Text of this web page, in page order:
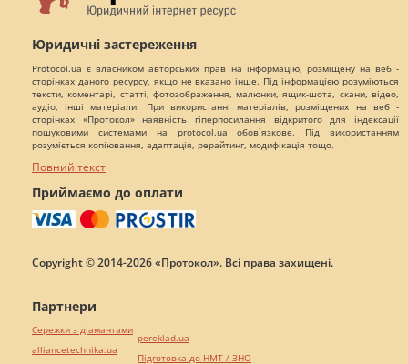
Юридичні застереження
Protocol.ua є власником авторських прав на інформацію, розміщену на веб -
сторінках даного ресурсу, якщо не вказано інше. Під інформацією розуміються
тексти, коментарі, статті, фотозображення, малюнки, ящик-шота, скани, відео,
аудіо, інші матеріали. При використанні матеріалів, розміщених на веб -
сторінках «Протокол» наявність гіперпосилання відкритого для індексації
пошуковими системами на protocol.ua обов`язкове. Під використанням
розуміється копіювання, адаптація, рерайтинг, модифікація тощо.
Повний текст
Приймаємо до оплати
Copyright © 2014-2026 «Протокол». Всі права захищені.
Партнери
Сережки з діамантами
alliancetechnika.ua
pereklad.ua
Підготовка до НМТ / ЗНО